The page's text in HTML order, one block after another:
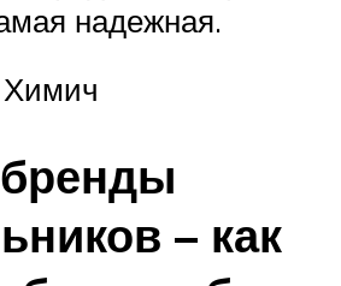
надежная.
– как